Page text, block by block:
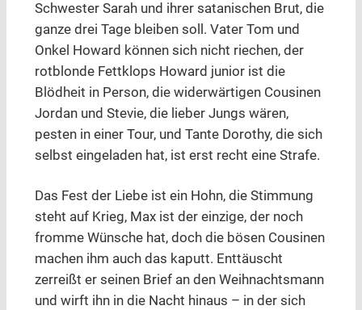
Schwester Sarah und ihrer satanischen Brut, die
ganze drei Tage bleiben soll. Vater Tom und
Onkel Howard können sich nicht riechen, der
rotblonde Fettklops Howard junior ist die
Blödheit in Person, die widerwärtigen Cousinen
Jordan und Stevie, die lieber Jungs wären,
pesten in einer Tour, und Tante Dorothy, die sich
selbst eingeladen hat, ist erst recht eine Strafe.
Das Fest der Liebe ist ein Hohn, die Stimmung
steht auf Krieg, Max ist der einzige, der noch
fromme Wünsche hat, doch die bösen Cousinen
machen ihm auch das kaputt. Enttäuscht
zerreißt er seinen Brief an den Weihnachtsmann
und wirft ihn in die Nacht hinaus – in der sich